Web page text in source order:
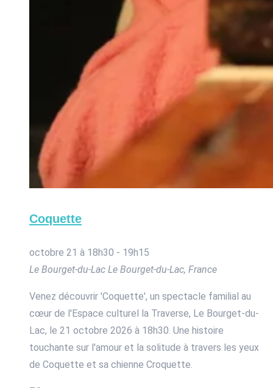
Coquette
octobre 21 à 18h30 - 19h15
Le Bourget-du-Lac Le Bourget-du-Lac, France
Venez découvrir 'Coquette', un spectacle familial au
cœur de l'Espace culturel la Traverse, Le Bourget-du-
Lac, le 21 octobre 2026 à 18h30. Une histoire
touchante sur l'amour et la solitude à travers les yeux
de Coquette et sa chienne Croquette.